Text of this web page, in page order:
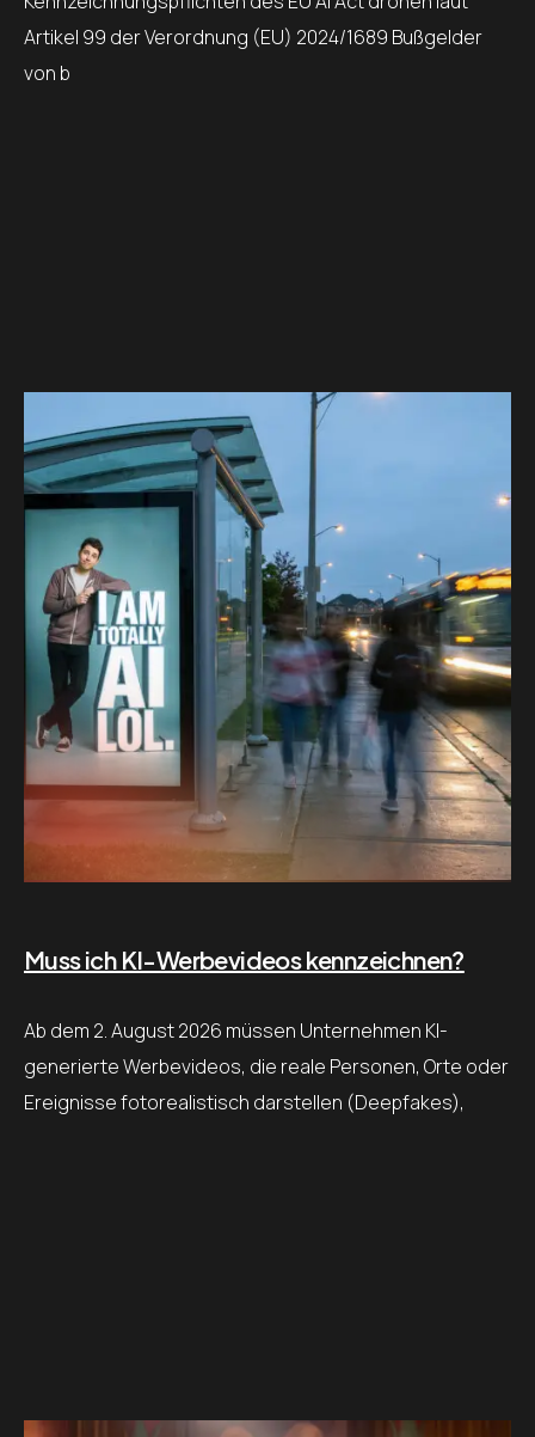
Artikel 99 der Verordnung (EU) 2024/1689 Bußgelder
von b
Muss ich KI-Werbevideos kennzeichnen?
Ab dem 2. August 2026 müssen Unternehmen KI-
generierte Werbevideos, die reale Personen, Orte oder
Ereignisse fotorealistisch darstellen (Deepfakes),